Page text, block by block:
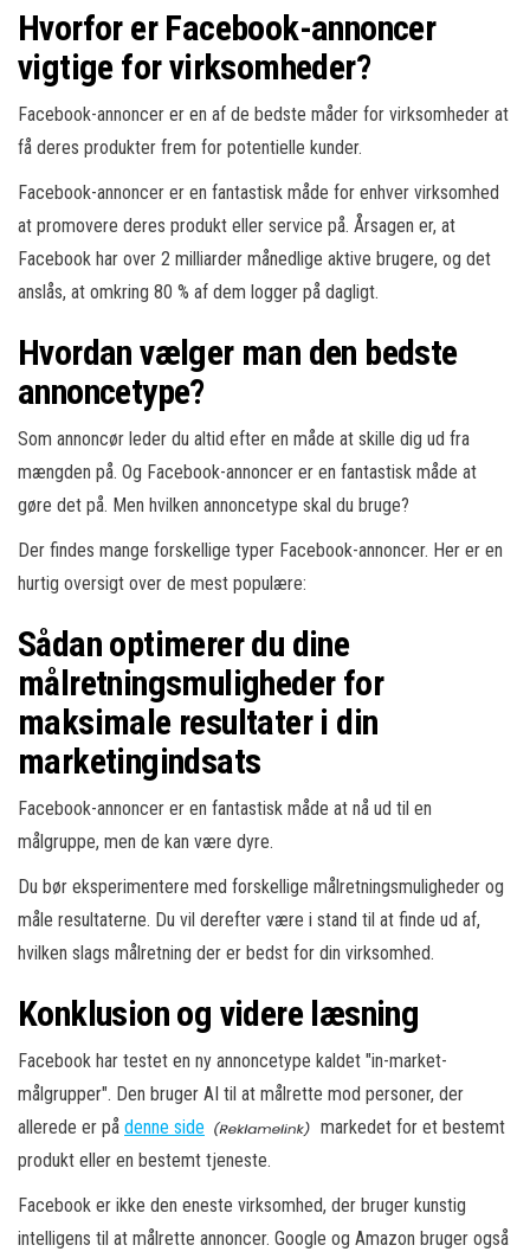
Hvorfor er Facebook-annoncer
vigtige for virksomheder?
Facebook-annoncer er en af de bedste måder for virksomheder at
få deres produkter frem for potentielle kunder.
Facebook-annoncer er en fantastisk måde for enhver virksomhed
at promovere deres produkt eller service på. Årsagen er, at
Facebook har over 2 milliarder månedlige aktive brugere, og det
anslås, at omkring 80 % af dem logger på dagligt.
Hvordan vælger man den bedste
annoncetype?
Som annoncør leder du altid efter en måde at skille dig ud fra
mængden på. Og Facebook-annoncer er en fantastisk måde at
gøre det på. Men hvilken annoncetype skal du bruge?
Der findes mange forskellige typer Facebook-annoncer. Her er en
hurtig oversigt over de mest populære:
Sådan optimerer du dine
målretningsmuligheder for
maksimale resultater i din
marketingindsats
Facebook-annoncer er en fantastisk måde at nå ud til en
målgruppe, men de kan være dyre.
Du bør eksperimentere med forskellige målretningsmuligheder og
måle resultaterne. Du vil derefter være i stand til at finde ud af,
hvilken slags målretning der er bedst for din virksomhed.
Konklusion og videre læsning
Facebook har testet en ny annoncetype kaldet "in-market-
målgrupper". Den bruger AI til at målrette mod personer, der
allerede er på denne side
markedet for et bestemt
produkt eller en bestemt tjeneste.
Facebook er ikke den eneste virksomhed, der bruger kunstig
intelligens til at målrette annoncer. Google og Amazon bruger også